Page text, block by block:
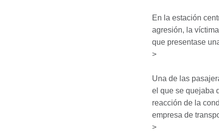
En la estación
agresión, la
que presentase
>
Una de las
el que se quejaba
reacción de la
empresa de
>